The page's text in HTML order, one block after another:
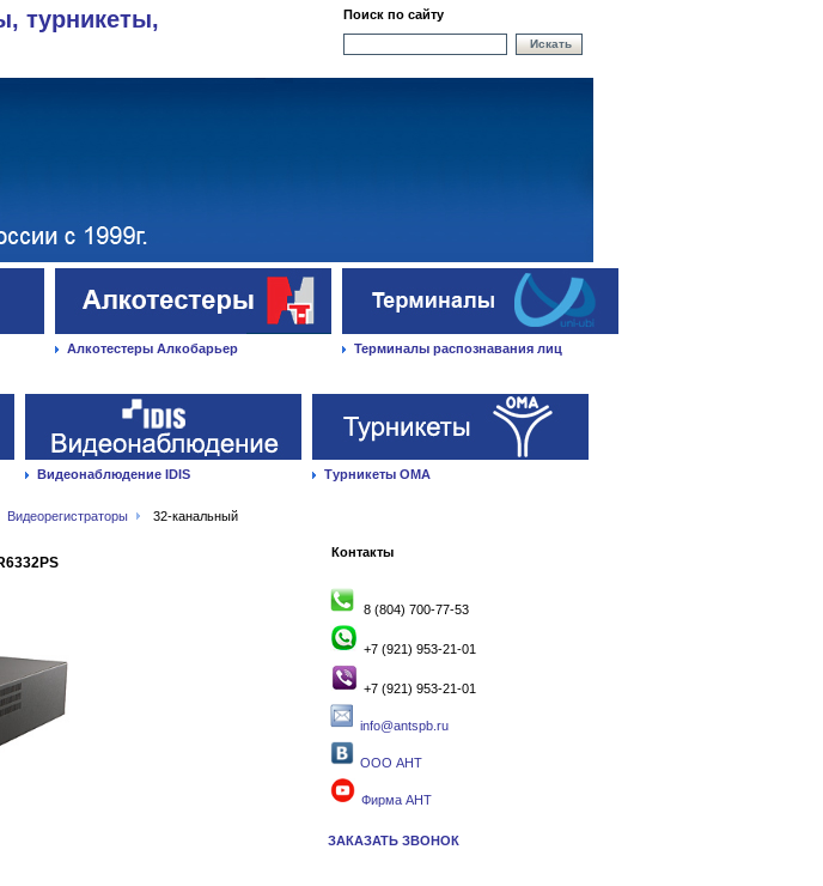
турникеты,
Поиск по сайту
Искать
Алкотестеры Алкобарьер Терминалы распознавания лиц
Видеонаблюдение IDIS Турникеты ОМА
Видеорегистраторы
32-канальный
Контакты
8 (804) 700-77-53
+7 (921) 953-21-01
+7 (921) 953-21-01
info@antspb.ru
ООО АНТ
Фирма АНТ
ЗАКАЗАТЬ ЗВОНОК